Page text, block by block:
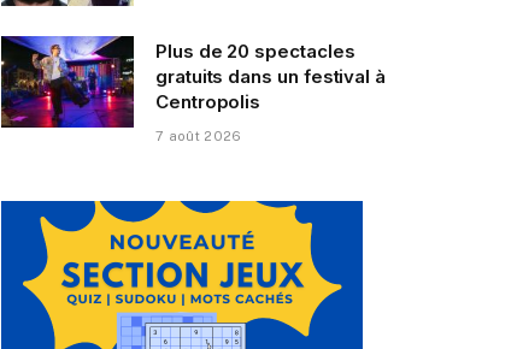
Plus de 20 spectacles
gratuits dans un festival à
Centropolis
7 août 2026